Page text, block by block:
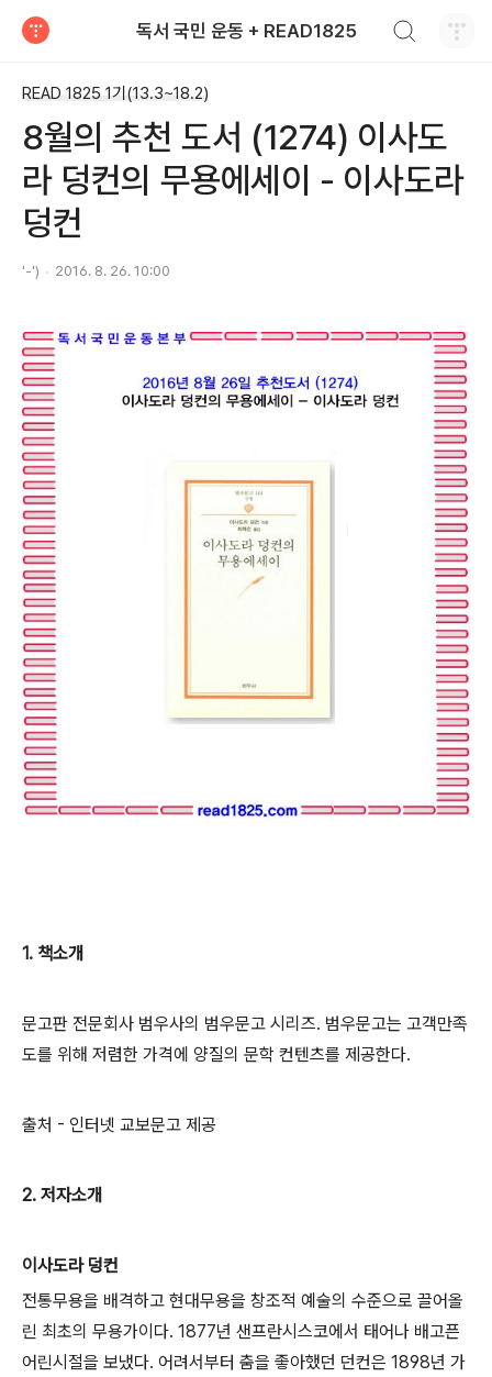
독서 국민 운동 + READ1825
READ 1825 1기(13.3~18.2)
8월의 추천 도서 (1274) 이사도
라 덩컨의 무용에세이 - 이사도라
덩컨
'-') 2016. 8. 26. 10:00
1. 책소개
문고판 전문회사 범우사의 범우문고 시리즈. 범우문고는 고객만족
도를 위해 저렴한 가격에 양질의 문학 컨텐츠를 제공한다.
출처 - 인터넷 교보문고 제공
2. 저자소개
이사도라 덩컨
전통무용을 배격하고 현대무용을 창조적 예술의 수준으로 끌어올
린 최초의 무용가이다. 1877년 샌프란시스코에서 태어나 배고픈
어린시절을 보냈다. 어려서부터 춤을 좋아했던 던컨은 1898년 가